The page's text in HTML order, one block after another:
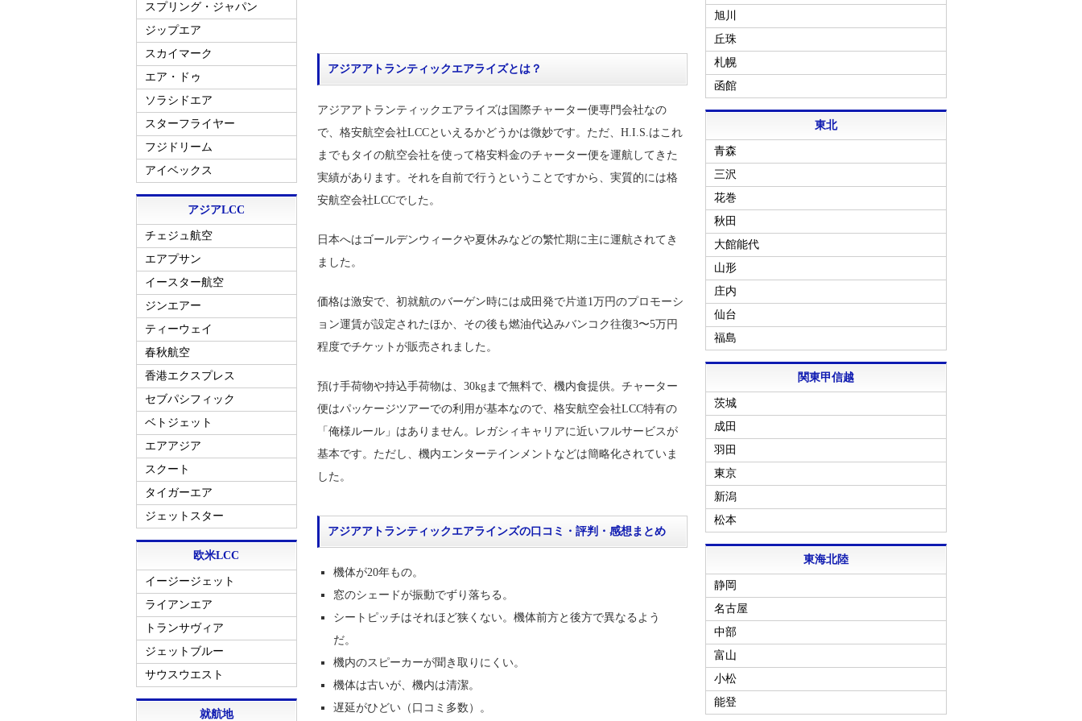
アジアアトランティックエアライズとは？
アジアアトランティックエアライズは国際チャーター便専門会社なの
で、格安航空会社LCCといえるかどうかは微妙です。ただ、H.I.S.はこれ
までもタイの航空会社を使って格安料金のチャーター便を運航してきた
実績があります。それを自前で行うということですから、実質的には格
安航空会社LCCでした。
日本へはゴールデンウィークや夏休みなどの繁忙期に主に運航されてき
ました。
価格は激安で、初就航のバーゲン時には成田発で片道1万円のプロモーシ
ョン運賃が設定されたほか、その後も燃油代込みバンコク往復3〜5万円
程度でチケットが販売されました。
預け手荷物や持込手荷物は、30kgまで無料で、機内食提供。チャーター
便はパッケージツアーでの利用が基本なので、格安航空会社LCC特有の
「俺様ルール」はありません。レガシィキャリアに近いフルサービスが
基本です。ただし、機内エンターテインメントなどは簡略化されていま
した。
アジアアトランティックエアラインズの口コミ・評判・感想まとめ
機体が20年もの。
窓のシェードが振動でずり落ちる。
シートピッチはそれほど狭くない。機体前方と後方で異なるよう
だ。
機内のスピーカーが聞き取りにくい。
機体は古いが、機内は清潔。
遅延がひどい（口コミ多数）。
スプリング・ジャパン
ジップエア
スカイマーク
エア・ドゥ
ソラシドエア
スターフライヤー
フジドリーム
アイベックス
アジアLCC
チェジュ航空
エアプサン
イースター航空
ジンエアー
ティーウェイ
春秋航空
香港エクスプレス
セブパシフィック
ベトジェット
エアアジア
スクート
タイガーエア
ジェットスター
欧米LCC
イージージェット
ライアンエア
トランサヴィア
ジェットブルー
サウスウエスト
就航地
旭川
丘珠
札幌
函館
東北
青森
三沢
花巻
秋田
大館能代
山形
庄内
仙台
福島
関東甲信越
茨城
成田
羽田
東京
新潟
松本
東海北陸
静岡
名古屋
中部
富山
小松
能登